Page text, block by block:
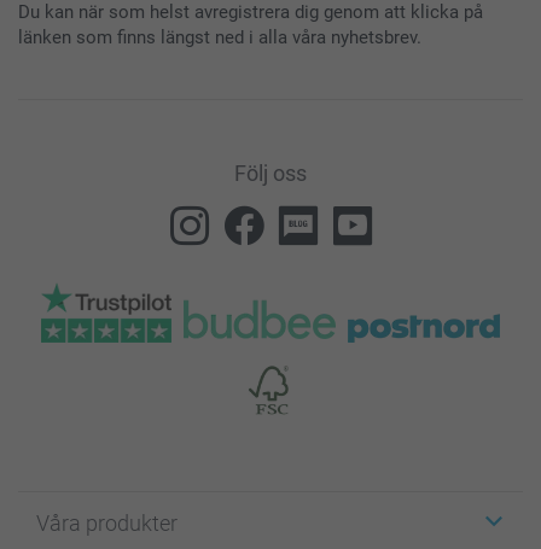
Du kan när som helst avregistrera dig genom att klicka på
länken som finns längst ned i alla våra nyhetsbrev.
Följ oss
Våra produkter